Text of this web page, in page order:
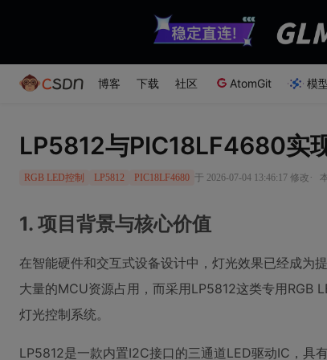
博客 下载 社区 AtomGit 模
LP5812与PIC18LF4680实
RGB LED控制 LP5812 PIC18LF4680 于 2026-07-04 13:46:17 修改 ·
1. 项目背景与核心价值
在智能硬件和交互式设备设计中，灯光效果已经成为
大量的MCU资源占用，而采用LP5812这类专用RGB
灯光控制系统。
LP5812是一款内置I2C接口的三通道LED驱动IC，具